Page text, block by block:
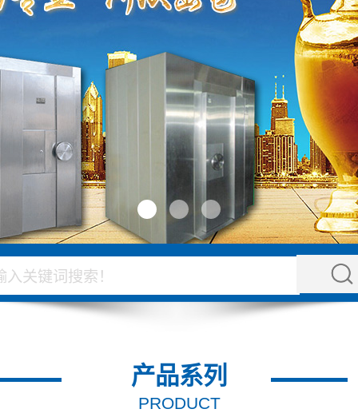
产品系列
PRODUCT